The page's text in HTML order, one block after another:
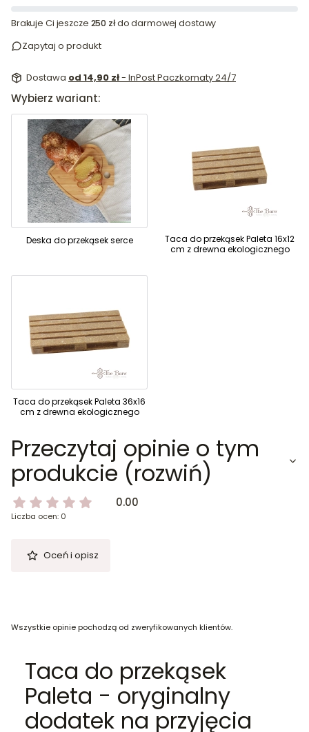
Brakuje Ci jeszcze 250 złdo darmowej dostawy
Zapytaj o produkt
Dostawa od 14,90 zł- InPost Paczkomaty 24/7
Wybierz wariant:
Deska do przekąsek serce
Taca do przekąsek Paleta 16x12
cm z drewna ekologicznego
Taca do przekąsek Paleta 36x16
cm z drewna ekologicznego
Przeczytaj opinie o tym
produkcie (rozwiń)
0.00
Liczba ocen: 0
Oceń i opisz
Wszystkie opinie pochodzą od zweryfikowanych klientów.
Taca do przekąsek
Paleta - oryginalny
dodatek na przyjęcia